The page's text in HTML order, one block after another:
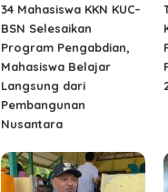
34 Mahasiswa KKN KUC–
BSN Selesaikan
Program Pengabdian,
Mahasiswa Belajar
Langsung dari
Pembangunan
Nusantara